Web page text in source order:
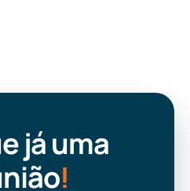
já uma
!